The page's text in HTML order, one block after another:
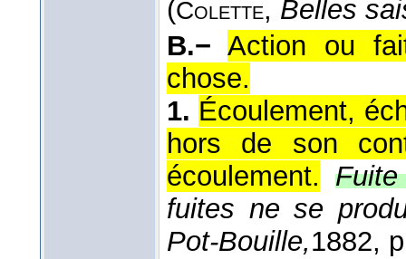
(Colette, Belles
B.− Action ou
chose.
1. Écoulement,
hors de son
écoulement.
fuites ne se
Pot-Bouille,1882,